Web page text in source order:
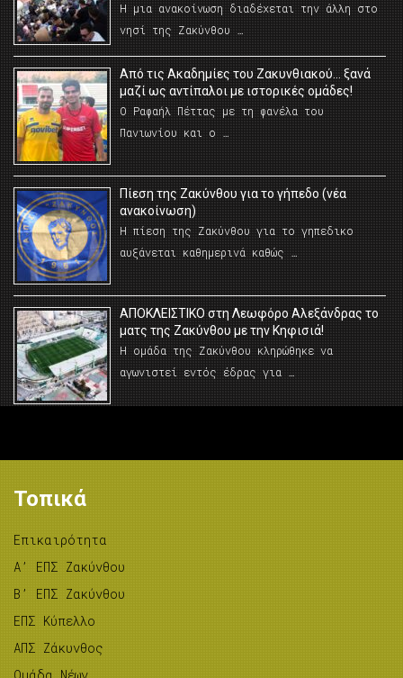
Η μια ανακοίνωση διαδέχεται την άλλη στο
νησί της Ζακύνθου …
Από τις Ακαδημίες του Ζακυνθιακού… ξανά
μαζί ως αντίπαλοι με ιστορικές ομάδες!
Ο Ραφαήλ Πέττας με τη φανέλα του
Πανιωνίου και ο …
Πίεση της Ζακύνθου για το γήπεδο (νέα
ανακοίνωση)
Η πίεση της Ζακύνθου για το γηπεδικο
αυξάνεται καθημερινά καθώς …
AΠΟΚΛΕΙΣΤΙΚΟ στη Λεωφόρο Αλεξάνδρας το
ματς της Ζακύνθου με την Κηφισιά!
Η ομάδα της Ζακύνθου κληρώθηκε να
αγωνιστεί εντός έδρας για …
Τοπικά
Επικαιρότητα
A’ ΕΠΣ Ζακύνθου
B’ ΕΠΣ Ζακύνθου
ΕΠΣ Κύπελλο
ΑΠΣ Ζάκυνθος